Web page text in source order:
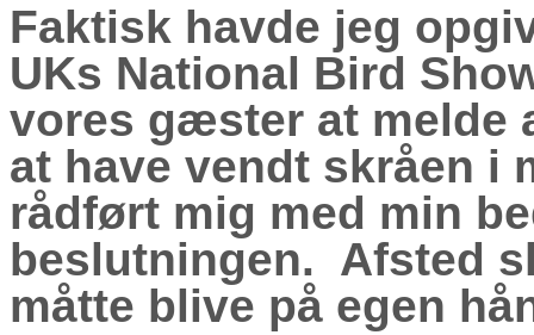
Faktisk havde jeg
UKs National Bird
vores gæster at melde
at have vendt skråen i
rådført mig med min
beslutningen. Afsted
måtte blive på egen